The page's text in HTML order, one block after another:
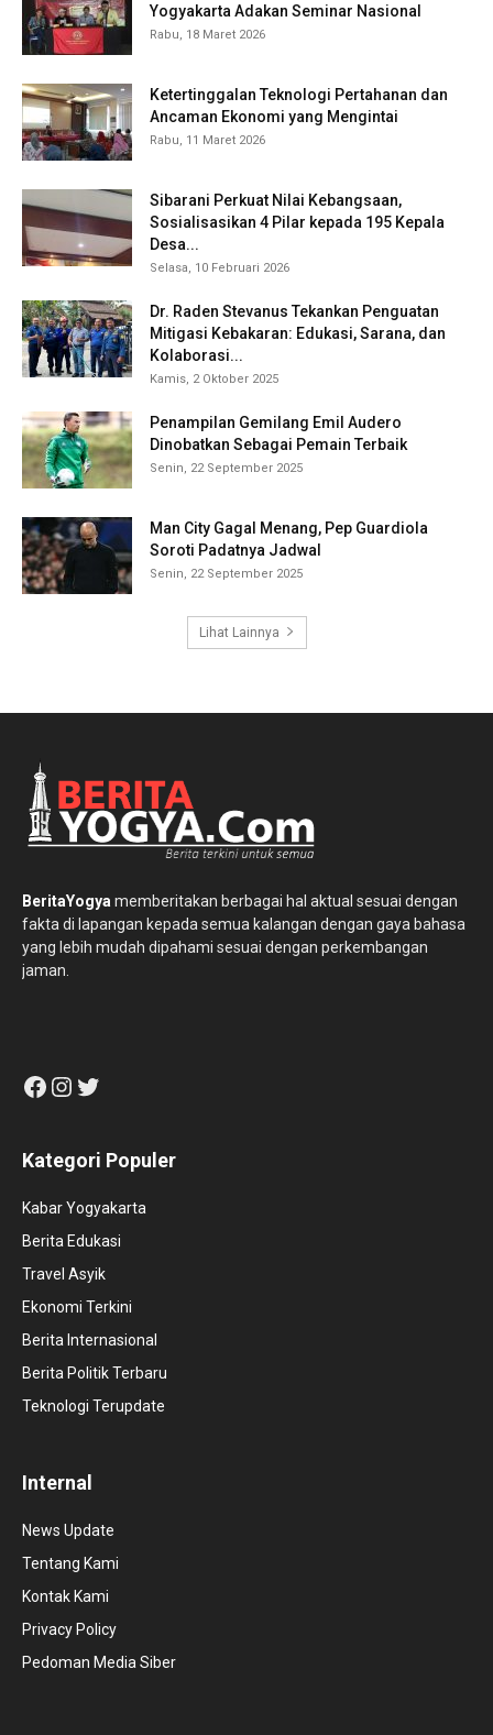
Yogyakarta Adakan Seminar Nasional
Rabu, 18 Maret 2026
Ketertinggalan Teknologi Pertahanan dan
Ancaman Ekonomi yang Mengintai
Rabu, 11 Maret 2026
Sibarani Perkuat Nilai Kebangsaan,
Sosialisasikan 4 Pilar kepada 195 Kepala
Desa...
Selasa, 10 Februari 2026
Dr. Raden Stevanus Tekankan Penguatan
Mitigasi Kebakaran: Edukasi, Sarana, dan
Kolaborasi...
Kamis, 2 Oktober 2025
Penampilan Gemilang Emil Audero
Dinobatkan Sebagai Pemain Terbaik
Senin, 22 September 2025
Man City Gagal Menang, Pep Guardiola
Soroti Padatnya Jadwal
Senin, 22 September 2025
Lihat Lainnya
BeritaYogya memberitakan berbagai hal aktual sesuai dengan
fakta di lapangan kepada semua kalangan dengan gaya bahasa
yang lebih mudah dipahami sesuai dengan perkembangan
jaman.
Facebook
Instagram
Twitter
Kategori Populer
Kabar Yogyakarta
Berita Edukasi
Travel Asyik
Ekonomi Terkini
Berita Internasional
Berita Politik Terbaru
Teknologi Terupdate
Internal
News Update
Tentang Kami
Kontak Kami
Privacy Policy
Pedoman Media Siber